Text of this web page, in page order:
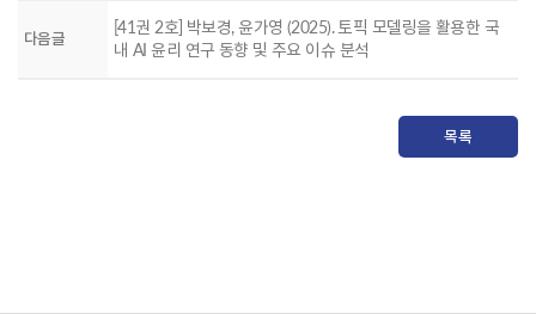
다음글
[41권 2호] 박보경, 윤가영 (2025). 토픽 모델링을 활용한 국
내 AI 윤리 연구 동향 및 주요 이슈 분석
목록